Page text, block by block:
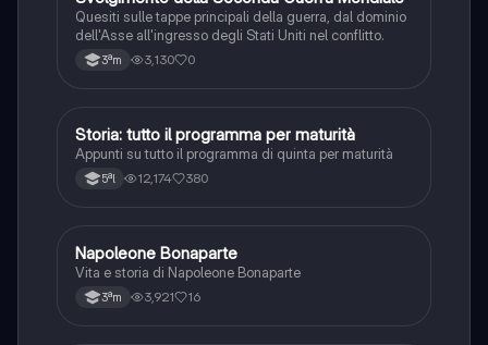
Quesiti sulle tappe principali della guerra, dal dominio
dell'Asse all'ingresso degli Stati Uniti nel conflitto.
3ªm 3,130 0
Storia
Storia: tutto il programma per maturità
Appunti su tutto il programma di quinta per maturità
5ªl 12,174 380
NStoria
Napoleone Bonaparte
Vita e storia di Napoleone Bonaparte
3ªm 3,921 16